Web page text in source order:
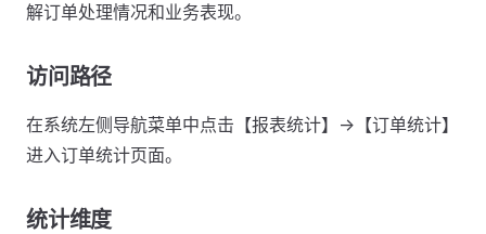
解订单处理情况和业务表现。
访问路径
在系统左侧导航菜单中点击【报表统计】->【订单统计】
进入订单统计页面。
统计维度